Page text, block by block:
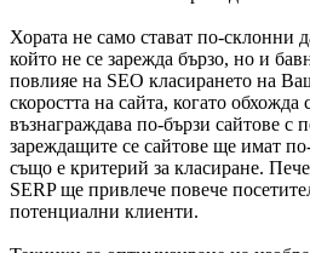
Хората не само стават по-склонни
който не се зарежда бързо, но и
повлияе на SEO класирането на
скоростта на сайта, когато
възнаграждава по-бързи сайтове с
зареждащите се сайтове ще имат
също е критерий за класиране.
SERP ще привлече повече
потенциални клиенти.